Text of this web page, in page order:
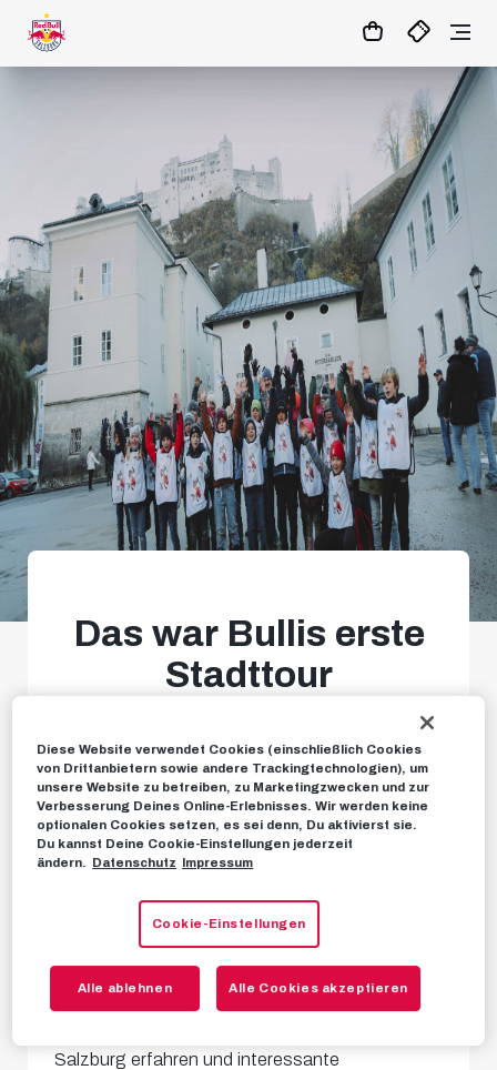
1:22:19 MATCHCENTER
Das war Bullis erste
Stadttour
Wissbegierig durch Salzburg
BULLIDIKIDZ-CLUB 28. NOVEMBER 2022
Was war das für eine grandiose Tour durch
unsere Lieblingsstadt!Gemeinsam mit euch
hat Bulli am vergangenen Sonntag – quasi im
Salzburg erfahren und interessante
Diese Website verwendet Cookies (einschließlich Cookies
von Drittanbietern sowie andere Trackingtechnologien), um
unsere Website zu betreiben, zu Marketingzwecken und zur
Verbesserung Deines Online-Erlebnisses. Wir werden keine
optionalen Cookies setzen, es sei denn, Du aktivierst sie.
Du kannst Deine Cookie-Einstellungen jederzeit
ändern.
Datenschutz Impressum
Cookie-Einstellungen
Alle ablehnen Alle Cookies akzeptieren